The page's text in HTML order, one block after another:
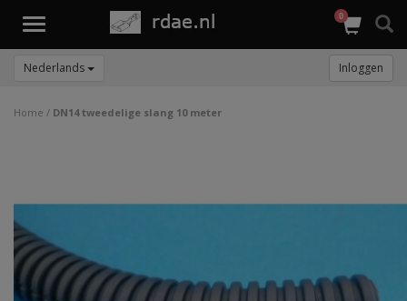
Toggle
0
Nederlands Inloggen
Home / DN14 tweedelige slang 10 meter